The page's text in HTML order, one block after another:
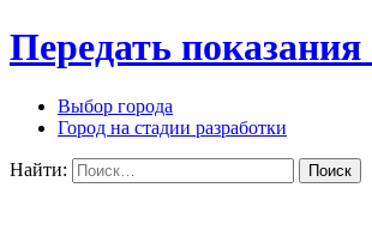
Передать показания
Выбор города
Город на стадии разработки
Найти: